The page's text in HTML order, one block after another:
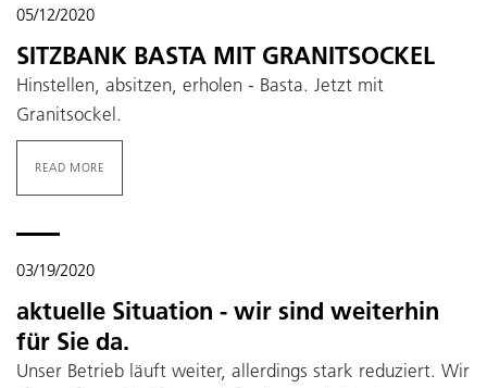
05/12/2020
SITZBANK BASTA MIT GRANITSOCKEL
Hinstellen, absitzen, erholen - Basta. Jetzt mit
Granitsockel.
READ MORE
03/19/2020
aktuelle Situation - wir sind weiterhin
für Sie da.
Unser Betrieb läuft weiter, allerdings stark reduziert. Wir